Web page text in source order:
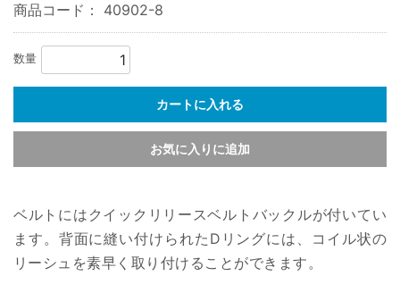
商品コード： 40902-8
数量
カートに入れる
お気に入りに追加
ベルトにはクイックリリースベルトバックルが付いてい
ます。背面に縫い付けられたDリングには、コイル状の
リーシュを素早く取り付けることができます。